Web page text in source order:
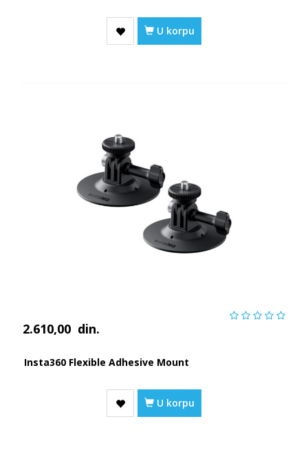
U korpu
2.610,00 din.
Insta360 Flexible Adhesive Mount
U korpu